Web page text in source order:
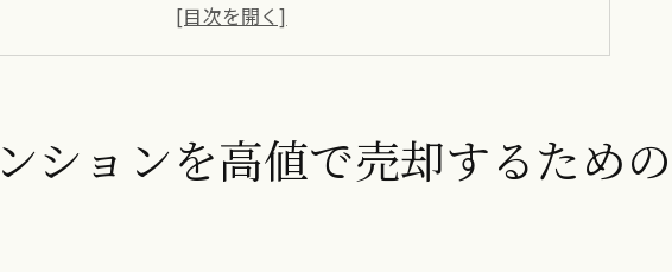
ラインプラットフォームの活用による露出強化
ット層を絞った効果的な広告戦略
への信頼を獲得するための透明性の確保
海沿いの魅力を活かしたワンルームマンション売却法
ションを高値で売却するため